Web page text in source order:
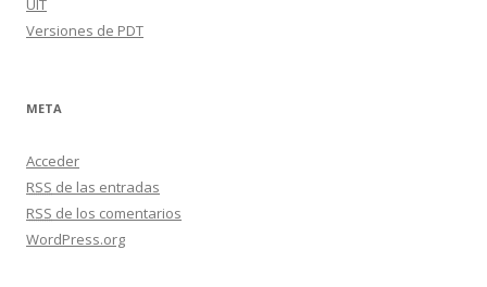
UIT
Versiones de PDT
META
Acceder
RSS de las entradas
RSS de los comentarios
WordPress.org